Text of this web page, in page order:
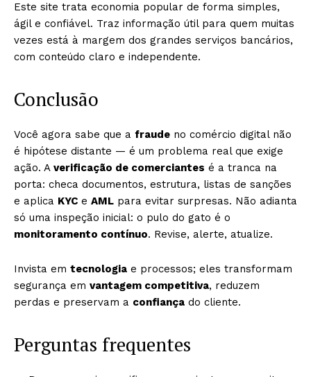
Este site trata economia popular de forma simples,
ágil e confiável. Traz informação útil para quem muitas
vezes está à margem dos grandes serviços bancários,
com conteúdo claro e independente.
Conclusão
Você agora sabe que a fraude no comércio digital não
é hipótese distante — é um problema real que exige
ação. A verificação de comerciantes é a tranca na
porta: checa documentos, estrutura, listas de sanções
e aplica KYC e AML para evitar surpresas. Não adianta
só uma inspeção inicial: o pulo do gato é o
monitoramento contínuo. Revise, alerte, atualize.
Invista em tecnologia e processos; eles transformam
segurança em vantagem competitiva, reduzem
perdas e preservam a confiança do cliente.
Perguntas frequentes